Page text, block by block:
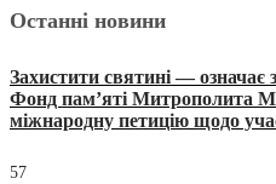
Останні новини
Захистити святині — означає
Фонд пам’яті Митрополита
міжнародну петицію щодо
57